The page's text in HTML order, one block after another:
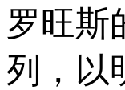
罗旺斯
列，以